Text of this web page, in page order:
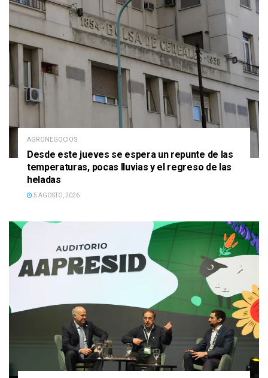
AGRONEGOCIOS
Desde este jueves se espera un repunte de las
temperaturas, pocas lluvias y el regreso de las
heladas
5 AGOSTO, 2026